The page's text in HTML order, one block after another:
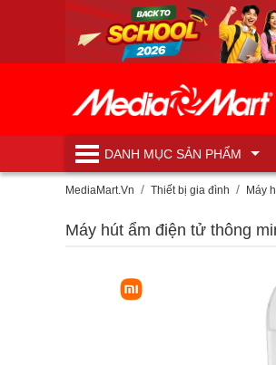
DANH MỤCSẢN PHẨM
MediaMart.Vn Thiết bị gia đình Máy
Máy hút ẩm điện tử thông